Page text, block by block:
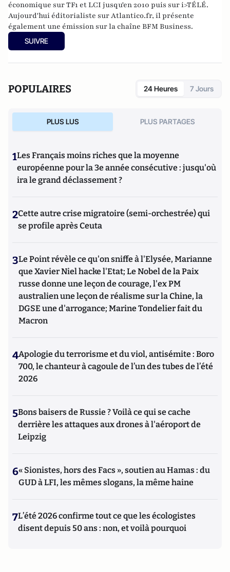
économique sur TF1 et LCI jusqu'en 2010 puis sur i>TÉLÉ.
Aujourd'hui éditorialiste sur Atlantico.fr, il présente
également une émission sur la chaîne BFM Business.
SUIVRE
POPULAIRES 24 Heures 7 Jours
PLUS LUS PLUS PARTAGES
1Les Français moins riches que la moyenne
européenne pour la 3e année consécutive : jusqu'où
ira le grand déclassement ?
2Cette autre crise migratoire (semi-orchestrée) qui
se profile après Ceuta
3Le Point révèle ce qu'on sniffe à l'Elysée, Marianne
que Xavier Niel hacke l'Etat; Le Nobel de la Paix
russe donne une leçon de courage, l'ex PM
australien une leçon de réalisme sur la Chine, la
DGSE une d'arrogance; Marine Tondelier fait du
Macron
4Apologie du terrorisme et du viol, antisémite : Boro
700, le chanteur à cagoule de l’un des tubes de l’été
2026
5Bons baisers de Russie ? Voilà ce qui se cache
derrière les attaques aux drones à l'aéroport de
Leipzig
6« Sionistes, hors des Facs », soutien au Hamas : du
GUD à LFI, les mêmes slogans, la même haine
7L’été 2026 confirme tout ce que les écologistes
disent depuis 50 ans : non, et voilà pourquoi